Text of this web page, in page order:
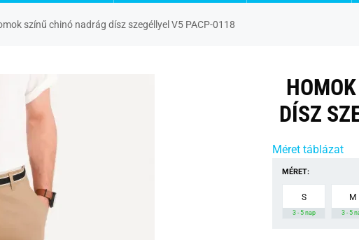
színű chinó nadrág dísz szegéllyel V5 PACP-0118
DÍSZ
Méret táblázat
MÉRET:
S
3 - 5 nap
M
3 - 5